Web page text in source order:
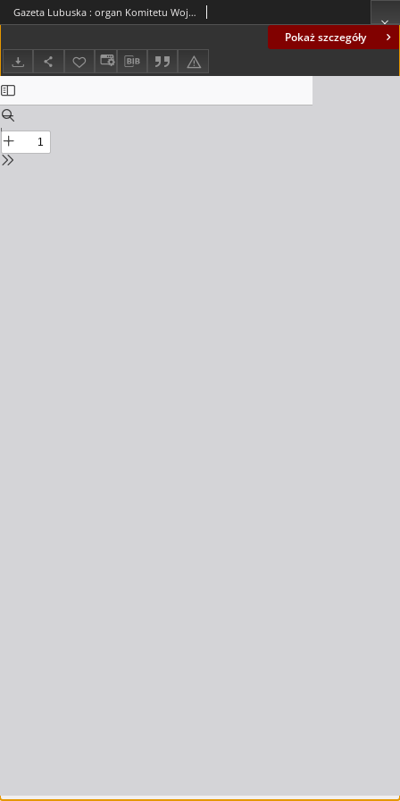
Pokaż szczegóły
Gazeta Lubuska : organ Komitetu Wojewódzkiego Polskiej Zjednoczonej Partii Robotniczej R. II Nr 89 (31 marca 1949). - Wyd. ABCDEF